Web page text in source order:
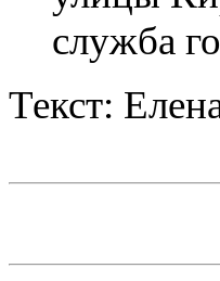
служба
Текст: